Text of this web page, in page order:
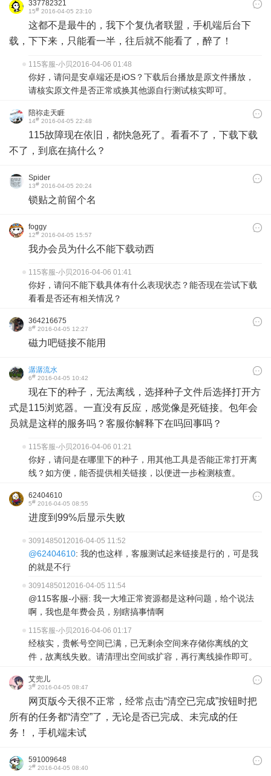
337782321
15# 2016-04-05 23:10
这都不是最牛的，我下个复仇者联盟，手机端后台下
载，下下来，只能看一半，往后就不能看了，醉了！
115客服-小贝2016-04-06 01:48
你好，请问是安卓端还是iOS？下载后台播放是原文件播放，
请核实原文件是否正常或换其他源自行测试核实即可。
陪祢走天睚
14# 2016-04-05 22:48
115故障现在依旧，都快急死了。看看不了，下载下载
不了，到底在搞什么？
Spider
13# 2016-04-05 20:24
锁贴之前留个名
foggy
12# 2016-04-05 15:57
我办会员为什么不能下载动西
115客服-小贝2016-04-06 01:41
你好，请问不能下载具体有什么表现状态？能否现在尝试下载
看看是否还有相关情况？
364216675
8# 2016-04-05 12:27
磁力吧链接不能用
潺潺流水
6# 2016-04-05 10:42
现在下的种子，无法离线，选择种子文件后选择打开方
式是115浏览器。一直没有反应，感觉像是死链接。包年会
员就是这样的服务吗？客服你解释下在吗回事吗？
115客服-小贝2016-04-06 01:21
你好，请问是在哪里下的种子，用其他工具是否能正常打开离
线？如方便，能否提供相关链接，以便进一步检测核查。
62404610
5# 2016-04-05 08:55
进度到99%后显示失败
3091485012016-04-05 11:52
@62404610: 我的也这样，客服测试起来链接是行的，可是我
的就是不行
3091485012016-04-05 11:54
@115客服-小丽: 我一大堆正常资源都是这种问题，给个说法
啊，我也是年费会员，别瞎搞事情啊
115客服-小贝2016-04-06 01:17
经核实，贵帐号空间已满，已无剩余空间来存储你离线的文
件，故离线失败。请清理出空间或扩容，再行离线操作即可。
艾兜儿
3# 2016-04-05 08:47
网页版今天很不正常，经常点击“清空已完成”按钮时把
所有的任务都“清空”了，无论是否已完成、未完成的任
务！，手机端未试
591009648
2# 2016-04-05 08:40